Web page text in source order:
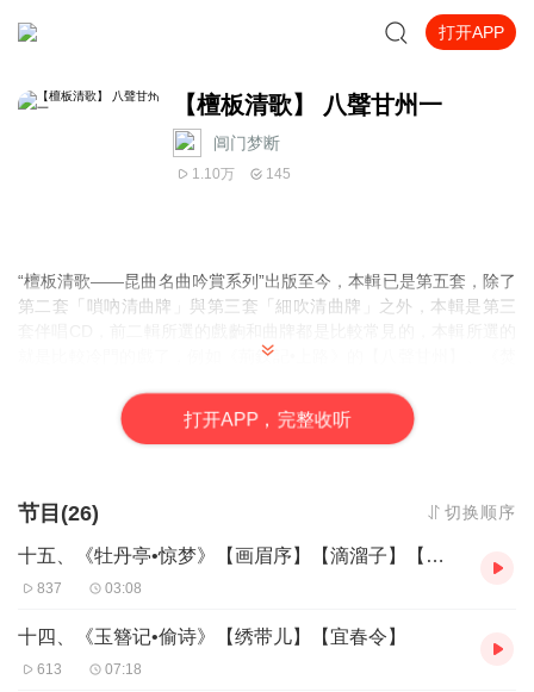
打开APP
【檀板清歌】 八聲甘州一
阊门梦断
1.10万 145
“檀板清歌——昆曲名曲吟賞系列”出版至今，本輯已是第五套，除了
第二套「嗩吶清曲牌」與第三套「細吹清曲牌」之外，本輯是第三
就是比較冷門的戲了，例如《荊釵記•上路》的【八聲甘州】、《焚
腎賓】、 《白兔記•出獵》的【雁過沙】與【香羅帶】…等，雖不是
經常出現在舞台上，但支支悦耳動聽。〈賜福〉只有在過年時，可
《單刀竇•刀會》、《雷峰塔•水鬥、斷橋》、《寶劍記•夜奔》等戲
的曲牌，我們是像在舞台上的表演一樣，加入了鑼鼓點，演唱時更
容易激發出情緒。
樣，旋律也就有了差異。《牡丹亭•驚夢》的【畫眉序】是花神唱
的，與第一輯中的【畫眉序】，更不雷同。第一輯中的【畫眉序】
是比較老式的唱法，適於不同扮相的花神走隊形和擺陣勢，本回輯
打开APP，完整收听
节目(26) 切换顺序
十五、《牡丹亭•惊梦》【画眉序】【滴溜子】【双声子】
837 03:08
十四、《玉簪记•偷诗》【绣带儿】【宜春令】
613 07:18